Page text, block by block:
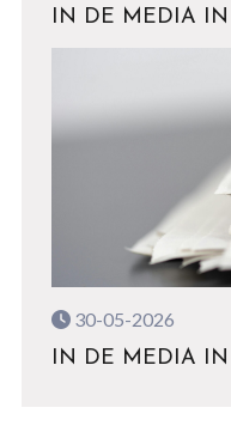
IN DE MEDIA IN
30-05-2026
IN DE MEDIA IN